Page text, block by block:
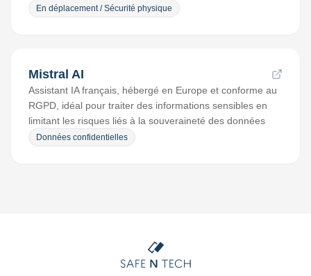
En déplacement / Sécurité physique
Mistral AI
Assistant IA français, hébergé en Europe et conforme au
RGPD, idéal pour traiter des informations sensibles en
limitant les risques liés à la souveraineté des données
Données confidentielles